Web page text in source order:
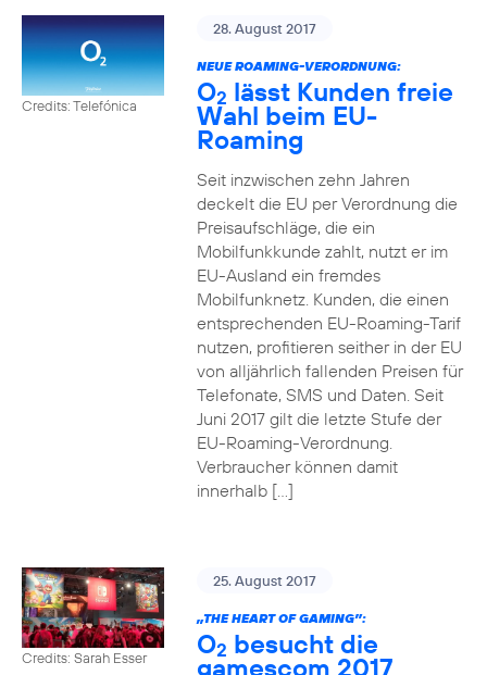
Credits: Telefónica
28. August 2017
NEUE ROAMING-VERORDNUNG:
O2 lässt Kunden freie
Wahl beim EU-
Roaming
Seit inzwischen zehn Jahren
deckelt die EU per Verordnung die
Preisaufschläge, die ein
Mobilfunkkunde zahlt, nutzt er im
EU-Ausland ein fremdes
Mobilfunknetz. Kunden, die einen
entsprechenden EU-Roaming-Tarif
nutzen, profitieren seither in der EU
von alljährlich fallenden Preisen für
Telefonate, SMS und Daten. Seit
Juni 2017 gilt die letzte Stufe der
EU-Roaming-Verordnung.
Verbraucher können damit
innerhalb […]
Credits: Sarah Esser
25. August 2017
„THE HEART OF GAMING”:
O2 besucht die
gamescom 2017